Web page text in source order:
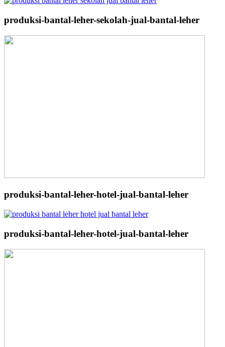
produksi-bantal-leher-sekolah-jual-bantal-leher
produksi-bantal-leher-hotel-jual-bantal-leher
produksi-bantal-leher-hotel-jual-bantal-leher